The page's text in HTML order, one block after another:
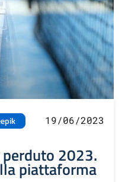
19/06/2023
2023.
piattaforma